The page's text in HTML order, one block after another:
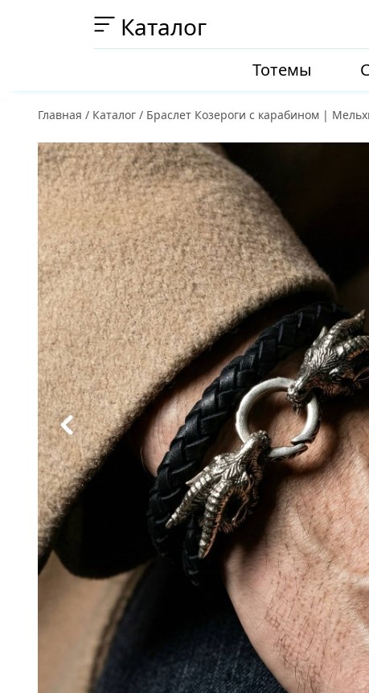
Каталог
Тотемы
Главная / Каталог / Браслет Козероги с карабином |